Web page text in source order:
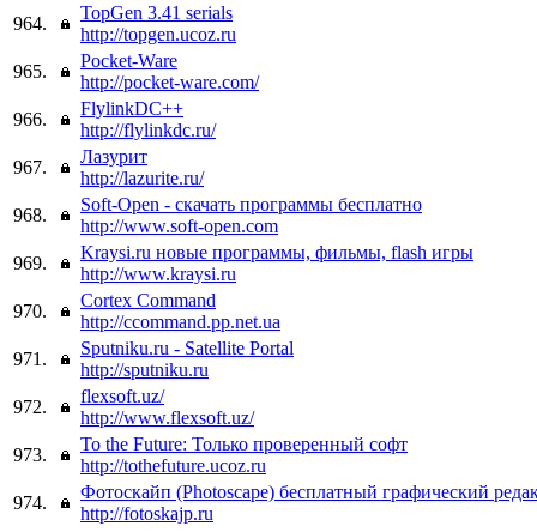
964.
TopGen 3.41 serials
http://topgen.ucoz.ru
965.
Pocket-Ware
http://pocket-ware.com/
966.
FlylinkDC++
http://flylinkdc.ru/
967.
Лазурит
http://lazurite.ru/
968.
Soft-Open - скачать программы бесплатно
http://www.soft-open.com
969.
Kraysi.ru новые программы, фильмы, flash игры
http://www.kraysi.ru
970.
Cortex Command
http://ccommand.pp.net.ua
971.
Sputniku.ru - Satellite Portal
http://sputniku.ru
972.
flexsoft.uz/
http://www.flexsoft.uz/
973.
To the Future: Только проверенный софт
http://tothefuture.ucoz.ru
974.
Фотоскайп (Photoscape) бесплатный графический
http://fotoskajp.ru